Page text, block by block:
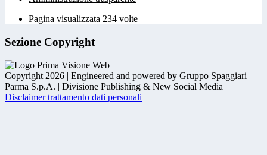
Pagina visualizzata 234 volte
Sezione Copyright
Copyright 2026 | Engineered and powered by Gruppo Spaggiari
Parma S.p.A. | Divisione Publishing & New Social Media
Disclaimer trattamento dati personali